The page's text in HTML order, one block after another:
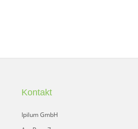
Kontakt
Ipilum GmbH